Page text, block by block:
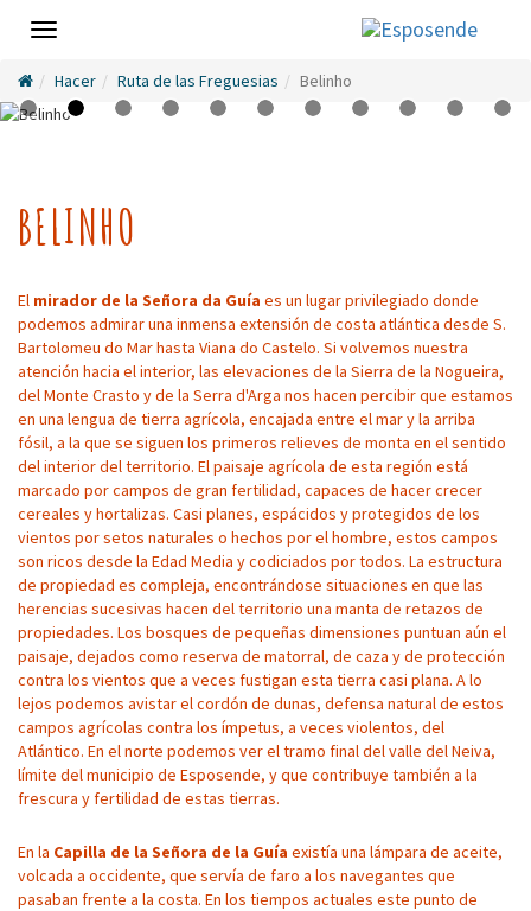
Toggle
Hacer
Ruta de las Freguesias Belinho
BELINHO
El mirador de la Señora da Guía es un lugar privilegiado donde
podemos admirar una inmensa extensión de costa atlántica desde S.
Bartolomeu do Mar hasta Viana do Castelo. Si volvemos nuestra
atención hacia el interior, las elevaciones de la Sierra de la Nogueira,
del Monte Crasto y de la Serra d'Arga nos hacen percibir que estamos
en una lengua de tierra agrícola, encajada entre el mar y la arriba
fósil, a la que se siguen los primeros relieves de monta en el sentido
del interior del territorio. El paisaje agrícola de esta región está
marcado por campos de gran fertilidad, capaces de hacer crecer
cereales y hortalizas. Casi planes, espácidos y protegidos de los
vientos por setos naturales o hechos por el hombre, estos campos
son ricos desde la Edad Media y codiciados por todos. La estructura
de propiedad es compleja, encontrándose situaciones en que las
herencias sucesivas hacen del territorio una manta de retazos de
propiedades. Los bosques de pequeñas dimensiones puntuan aún el
paisaje, dejados como reserva de matorral, de caza y de protección
contra los vientos que a veces fustigan esta tierra casi plana. A lo
lejos podemos avistar el cordón de dunas, defensa natural de estos
campos agrícolas contra los ímpetus, a veces violentos, del
Atlántico. En el norte podemos ver el tramo final del valle del Neiva,
límite del municipio de Esposende, y que contribuye también a la
frescura y fertilidad de estas tierras.
En la Capilla de la Señora de la Guía existía una lámpara de aceite,
volcada a occidente, que servía de faro a los navegantes que
pasaban frente a la costa. En los tiempos actuales este punto de